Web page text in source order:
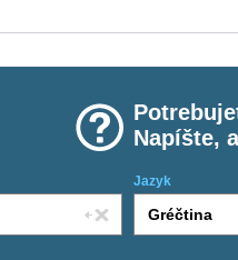
Napíšte,
Jazyk